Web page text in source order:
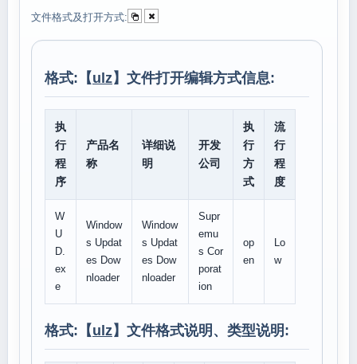
文件格式及打开方式:
格式:【ulz】文件打开编辑方式信息:
执
行
程
序
产品名
称
详细说
明
开发
公司
执
行
方
式
流
行
程
度
W
U
D.
ex
e
Window
s Updat
es Dow
nloader
Window
s Updat
es Dow
nloader
Supr
emu
s Cor
porat
ion
op
en
Lo
w
格式:【ulz】文件格式说明、类型说明: